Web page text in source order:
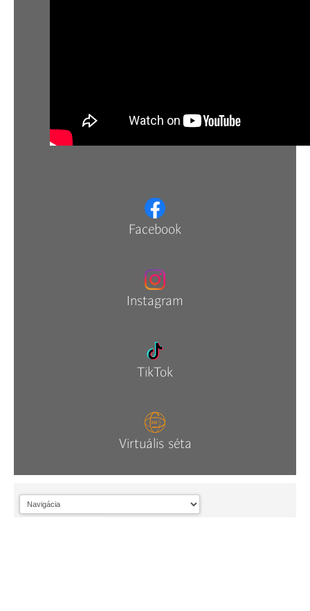
Facebook
Instagram
TikTok
Virtuális séta